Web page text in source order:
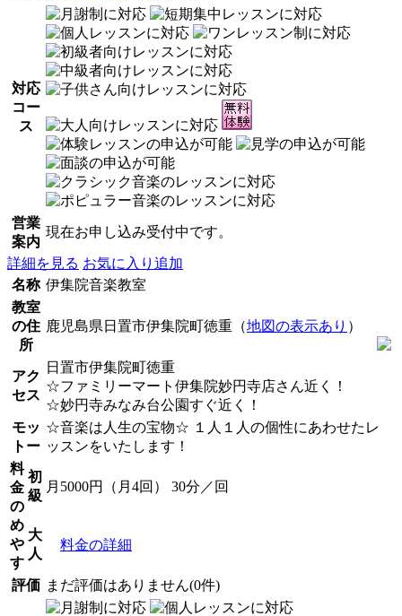
対応
コー
ス
営業
案内
現在お申し込み受付中です。
詳細を見る お気に入り追加
名称 伊集院音楽教室
教室
の住
所
鹿児島県日置市伊集院町徳重（地図の表示あり ）
アク
セス
日置市伊集院町徳重
☆ファミリーマート伊集院妙円寺店さん近く！
☆妙円寺みなみ台公園すぐ近く！
モッ
トー
☆音楽は人生の宝物☆ １人１人の個性にあわせたレ
ッスンをいたします！
料
金
の
め
や
す
初
級
月5000円（月4回） 30分／回
大
人
料金の詳細
評価 まだ評価はありません(0件)